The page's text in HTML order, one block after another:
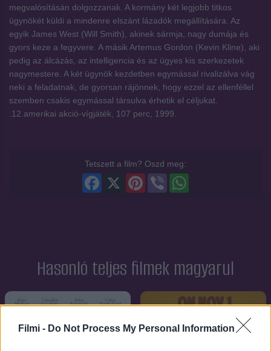
Filmi - Do Not Process My Personal Information
megvalósításán dolgozzanak. A kormány két legjobb titkos
ügynökét küldi a mindenre elszánt lázadók megállítására. Az
egyik James West (Will Smith), akinek sármja, nagy dumája és
gyors keze a fegyvere. A másik Artemus Gordon (Kevin Kline), aki
pedig az álcázás, az intelligencia és az ügyes kis szerkezetek
nagymestere. A két ügynök kezdetben egymással rivalizálva vág
neki a feladatnak, de gyorsan rájönnek, hogy ezzel az ellenféllel
szemben csakis egymással társulva érhetik el céljukat.
.12.amerikai akció-vígjáték, 107 perc, 1999.
Tetszett a film? Oszd meg:
Viber
Pinterest
X
Facebook
Hasonló teljes filmek magyarul